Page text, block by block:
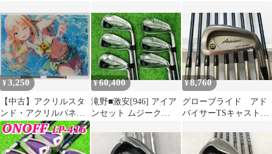
ス アイアンセット
中古 ゴルフドゥ！成
田美郷台店【最短即日
発送】
neo Rフレックス ア
イアンセット 中古
【最短即日発送】
ス アイアンセット
中古 ゴルフドゥ！柏
店【最短即日発送】
¥3,250
【中古】アクリルスタ
ンド・アクリルパネル
一ノ瀬怜 オリジナルア
クリルボード 「IDOLY
PRIDE オンラインくじ
¥60,400
滝野■激安[946] アイア
ンセット ムジーク
Forged/MCI BLACK
60/S/30
¥8,760
グローブライド アド
バイサーTSキャストブ
レックス アイアンセ
ット 中古【最短即日